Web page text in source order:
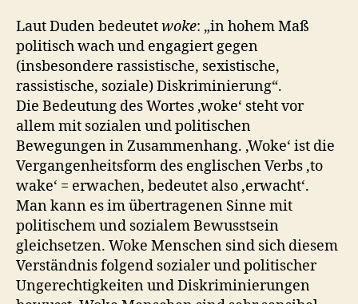
Laut Duden bedeutetwoke: „in hohem Maß
politisch wach und engagiert gegen
(insbesondere rassistische, sexistische,
rassistische, soziale) Diskriminierung“.
Die Bedeutung des Wortes ‚woke‘ steht vor
allem mit sozialen und politischen
Bewegungen in Zusammenhang. ‚Woke‘ ist die
Vergangenheitsform des englischen Verbs ‚to
wake‘ = erwachen, bedeutet also ‚erwacht‘.
Man kann es im übertragenen Sinne mit
politischem und sozialem Bewusstsein
gleichsetzen. Woke Menschen sind sich diesem
Verständnis folgend sozialer und politischer
Ungerechtigkeiten und Diskriminierungen